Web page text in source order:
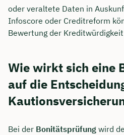
oder veraltete Daten in
Infoscore oder Creditreform
Bewertung der
Wie wirkt sich eine
auf die
Bei der Bonitätsprüfung wird